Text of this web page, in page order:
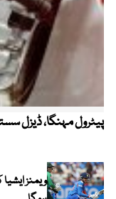
پیٹرول مہنگا، ڈیزل